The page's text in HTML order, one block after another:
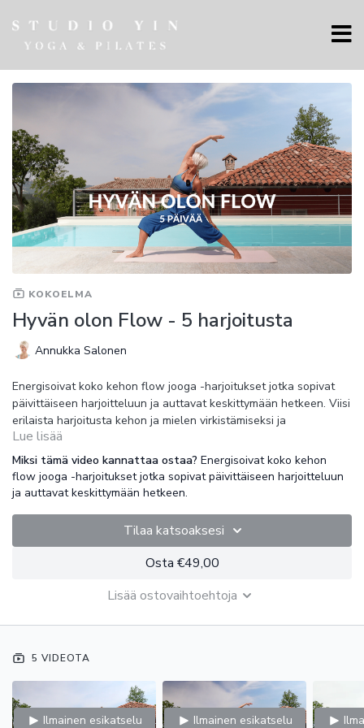
KOKOELMA
Hyvän olon Flow - 5 harjoitusta
Annukka Salonen
Energisoivat koko kehon flow jooga -harjoitukset jotka sopivat
päivittäiseen harjoitteluun ja auttavat keskittymään hetkeen. Viisi
erilaista harjoitusta kehon ja mielen virkistämiseksi ja
vahvistamiseksi.
Sarja on kuvattuPiemonten joogalomalla Italiassa
Hyvän olon flow - päivä 1, avaukset
Dynaaminen Flow jooga -harjoitus joka avaa koko kehoa, tuo
liikkuvuutta ja hyvää oloa! Lempeää selkärangan herättelyä,
ylävartalon, rintarangan ja lantion avauksia hengityksen tahtiin.
Voit tehdä lyhyen harjoituksen koska haluat!
Dynaaminen Flow jooga -harjoitus joka voimistaa alavartaloa,
asanoita, ylävartalon ja lantion avauksia.
Hyvän olon Flow - päivä 3, kierrot
Flow jooga -harjoitus. Kierrot puhdistavat, avaavat ja stimuloivat
keskivartaloa ja parantavat aineenvaihduntaa. Lyhyt ja tehokas
Lue lisää
Miksi tämä video kannattaa ostaa? Energisoivat koko kehon
flow jooga -harjoitukset jotka sopivat päivittäiseen harjoitteluun
ja auttavat keskittymään hetkeen.
Tilaa katsoaksesi
Osta €49,00
Lisää ostovaihtoehtoja
5 VIDEOTA
Ilmainen esikatselu Ilmainen esikatselu